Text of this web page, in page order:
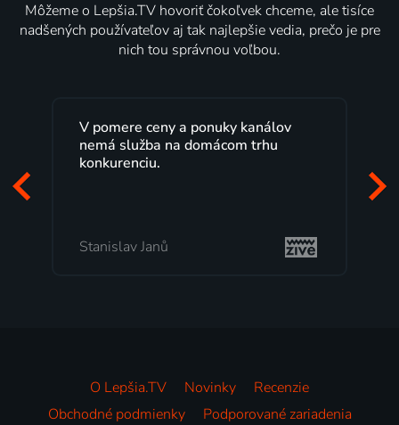
Môžeme o Lepšia.TV hovoriť čokoľvek chceme, ale tisíce
nadšených používateľov aj tak najlepšie vedia, prečo je pre
nich tou správnou voľbou.
Lepšia.TV sledujem už niekoľko
rokov s maximálnou spokojnosťou.
Veľký výber programov a možnosť
Milada Tomešová
O Lepšia.TV Novinky
Recenzie
Obchodné podmienky
Podporované zariadenia